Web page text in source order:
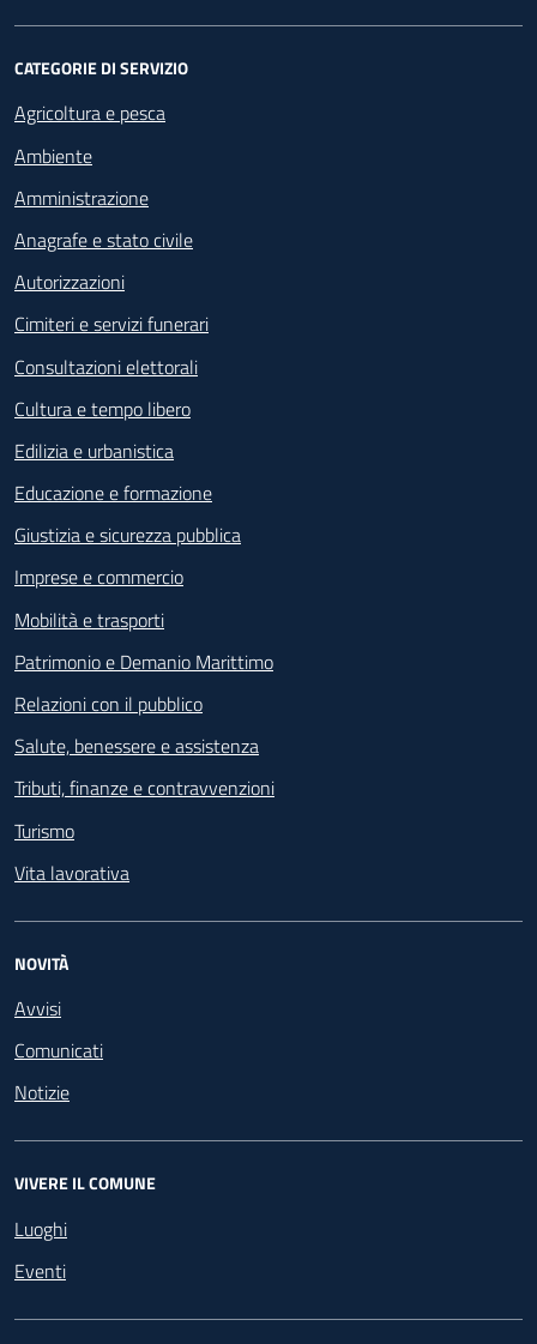
CATEGORIE DI SERVIZIO
Agricoltura e pesca
Ambiente
Amministrazione
Anagrafe e stato civile
Autorizzazioni
Cimiteri e servizi funerari
Consultazioni elettorali
Cultura e tempo libero
Edilizia e urbanistica
Educazione e formazione
Giustizia e sicurezza pubblica
Imprese e commercio
Mobilità e trasporti
Patrimonio e Demanio Marittimo
Relazioni con il pubblico
Salute, benessere e assistenza
Tributi, finanze e contravvenzioni
Turismo
Vita lavorativa
NOVITÀ
Avvisi
Comunicati
Notizie
VIVERE IL COMUNE
Luoghi
Eventi